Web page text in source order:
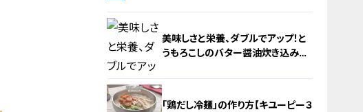
美味しさと栄養、ダブルでアップ！と
うもろこしのバター醤油炊き込みご
「鶏だし冷麺」の作り方【キユーピー３